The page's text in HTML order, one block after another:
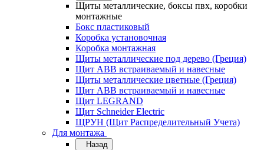
Щиты металлические, боксы пвх, коробки
монтажные
Бокс пластиковый
Коробка установочная
Коробка монтажная
Щиты металлические под дерево (Греция)
Щит ABB встраиваемый и навесные
Щиты металлические цветные (Греция)
Щит ABB встраиваемый и навесные
Щит LEGRAND
Щит Schneider Electric
ЩРУН (Щит Распределительный Учета)
Для монтажа
Назад